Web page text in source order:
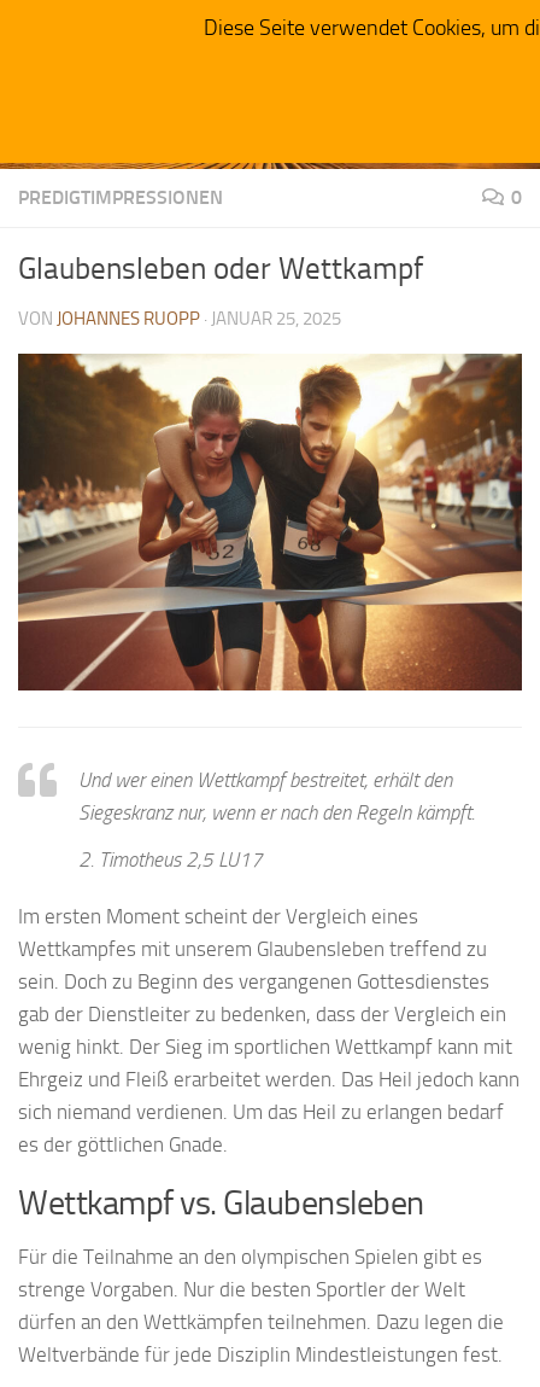
Zum Inhalt springen
PREDIGTIMPRESSIONEN 0
Glaubensleben oder Wettkampf
VON JOHANNES RUOPP · JANUAR 25, 2025
Und wer einen Wettkampf bestreitet, erhält den
Siegeskranz nur, wenn er nach den Regeln kämpft.
2. Timotheus 2,5 LU17
Im ersten Moment scheint der Vergleich eines
Wettkampfes mit unserem Glaubensleben treffend zu
sein. Doch zu Beginn des vergangenen Gottesdienstes
gab der Dienstleiter zu bedenken, dass der Vergleich ein
wenig hinkt. Der Sieg im sportlichen Wettkampf kann mit
Ehrgeiz und Fleiß erarbeitet werden. Das Heil jedoch kann
sich niemand verdienen. Um das Heil zu erlangen bedarf
es der göttlichen Gnade.
Wettkampf vs. Glaubensleben
Für die Teilnahme an den olympischen Spielen gibt es
strenge Vorgaben. Nur die besten Sportler der Welt
dürfen an den Wettkämpfen teilnehmen. Dazu legen die
Weltverbände für jede Disziplin Mindestleistungen fest.
Diese Seite verwendet Cookies, um